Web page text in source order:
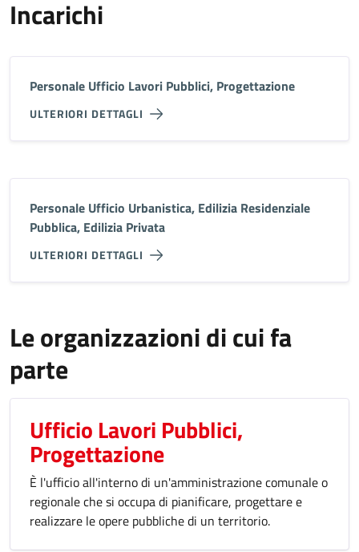
Incarichi
Personale Ufficio Lavori Pubblici, Progettazione
ULTERIORI DETTAGLI
Personale Ufficio Urbanistica, Edilizia Residenziale
Pubblica, Edilizia Privata
ULTERIORI DETTAGLI
Le organizzazioni di cui fa
parte
Ufficio Lavori Pubblici,
Progettazione
È l'ufficio all'interno di un'amministrazione comunale o
regionale che si occupa di pianificare, progettare e
realizzare le opere pubbliche di un territorio.